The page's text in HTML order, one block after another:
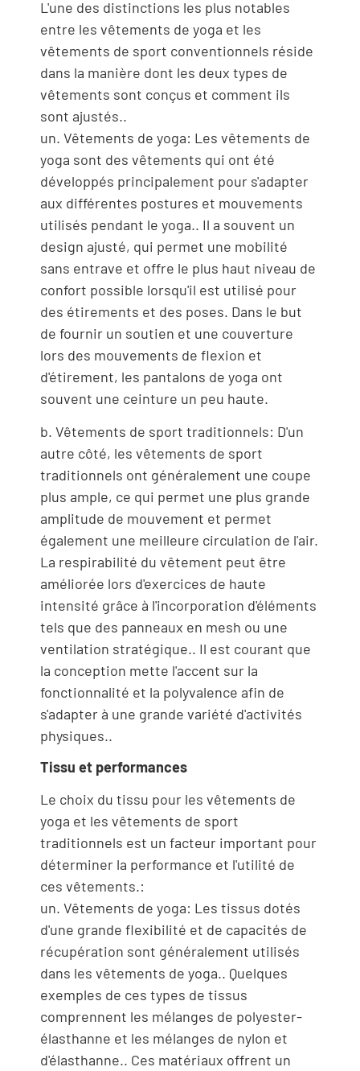
L'une des distinctions les plus notables
entre les vêtements de yoga et les
vêtements de sport conventionnels réside
dans la manière dont les deux types de
vêtements sont conçus et comment ils
sont ajustés..
un. Vêtements de yoga: Les vêtements de
yoga sont des vêtements qui ont été
développés principalement pour s'adapter
aux différentes postures et mouvements
utilisés pendant le yoga.. Il a souvent un
design ajusté, qui permet une mobilité
sans entrave et offre le plus haut niveau de
confort possible lorsqu'il est utilisé pour
des étirements et des poses. Dans le but
de fournir un soutien et une couverture
lors des mouvements de flexion et
d'étirement, les pantalons de yoga ont
souvent une ceinture un peu haute.
b. Vêtements de sport traditionnels: D'un
autre côté, les vêtements de sport
traditionnels ont généralement une coupe
plus ample, ce qui permet une plus grande
amplitude de mouvement et permet
également une meilleure circulation de l'air.
La respirabilité du vêtement peut être
améliorée lors d'exercices de haute
intensité grâce à l'incorporation d'éléments
tels que des panneaux en mesh ou une
ventilation stratégique.. Il est courant que
la conception mette l'accent sur la
fonctionnalité et la polyvalence afin de
s'adapter à une grande variété d'activités
physiques..
Tissu et performances
Le choix du tissu pour les vêtements de
yoga et les vêtements de sport
traditionnels est un facteur important pour
déterminer la performance et l'utilité de
ces vêtements.:
un. Vêtements de yoga: Les tissus dotés
d'une grande flexibilité et de capacités de
récupération sont généralement utilisés
dans les vêtements de yoga.. Quelques
exemples de ces types de tissus
comprennent les mélanges de polyester-
élasthanne et les mélanges de nylon et
d'élasthanne.. Ces matériaux offrent un